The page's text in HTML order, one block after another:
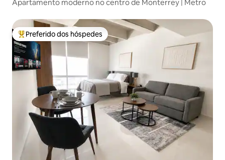
Apartamento moderno no centro de Monterrey | Metro
Entre os melhores preferidos dos hóspedes
Preferido dos hóspedes